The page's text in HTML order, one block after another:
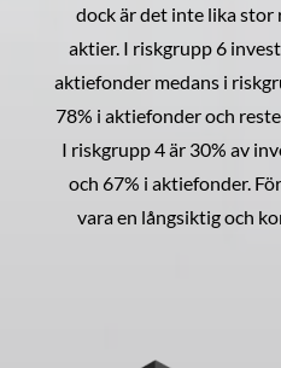
dock är det inte lika stor
aktier. I riskgrupp 6
aktiefonder medans i
78% i aktiefonder och
I riskgrupp 4 är 30% av
och 67% i aktiefonder.
vara en långsiktig och